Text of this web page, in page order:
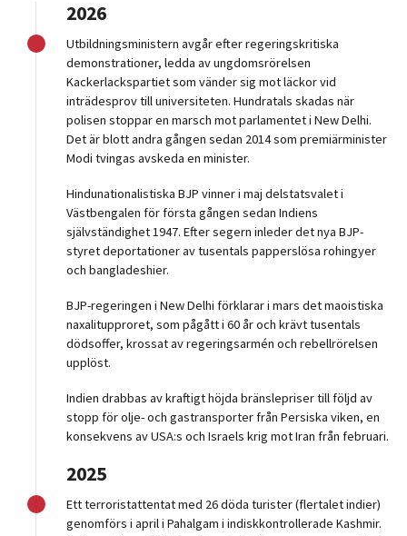
2026
Utbildningsministern avgår efter regeringskritiska
demonstrationer, ledda av ungdomsrörelsen
Kackerlackspartiet som vänder sig mot läckor vid
inträdesprov till universiteten. Hundratals skadas när
polisen stoppar en marsch mot parlamentet i New Delhi.
Det är blott andra gången sedan 2014 som premiärminister
Modi tvingas avskeda en minister.
Hindunationalistiska BJP vinner i maj delstatsvalet i
Västbengalen för första gången sedan Indiens
självständighet 1947. Efter segern inleder det nya BJP-
styret deportationer av tusentals papperslösa rohingyer
och bangladeshier.
BJP-regeringen i New Delhi förklarar i mars det maoistiska
naxalitupproret, som pågått i 60 år och krävt tusentals
dödsoffer, krossat av regeringsarmén och rebellrörelsen
upplöst.
Indien drabbas av kraftigt höjda bränslepriser till följd av
stopp för olje- och gastransporter från Persiska viken, en
konsekvens av USA:s och Israels krig mot Iran från februari.
2025
Ett terroristattentat med 26 döda turister (flertalet indier)
genomförs i april i Pahalgam i indiskkontrollerade Kashmir.